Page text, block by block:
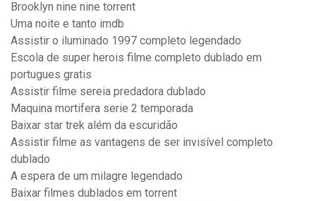
Brooklyn nine nine torrent
Uma noite e tanto imdb
Assistir o iluminado 1997 completo legendado
Escola de super herois filme completo dublado em
portugues gratis
Assistir filme sereia predadora dublado
Maquina mortifera serie 2 temporada
Baixar star trek além da escuridão
Assistir filme as vantagens de ser invisível completo
dublado
A espera de um milagre legendado
Baixar filmes dublados em torrent